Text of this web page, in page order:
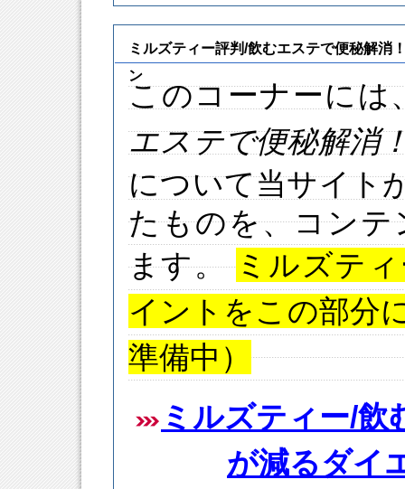
ミルズティー評判/飲むエステで便秘解消
ン
このコーナーには
エステで便秘解消
について当サイト
たものを、コン
ます。 ミルズテ
イントをこの部分
準備中）
ミルズティー/飲
が減るダイ